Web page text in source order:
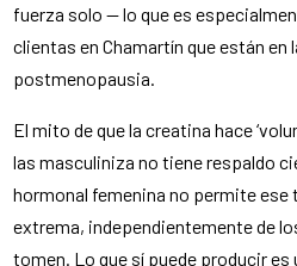
fuerza solo — lo que es
clientas en Chamartín que están en
postmenopausia.
El mito de que la creatina hace
las masculiniza no tiene respaldo
hormonal femenina no permite ese
extrema, independientemente de
tomen. Lo que sí puede producir es